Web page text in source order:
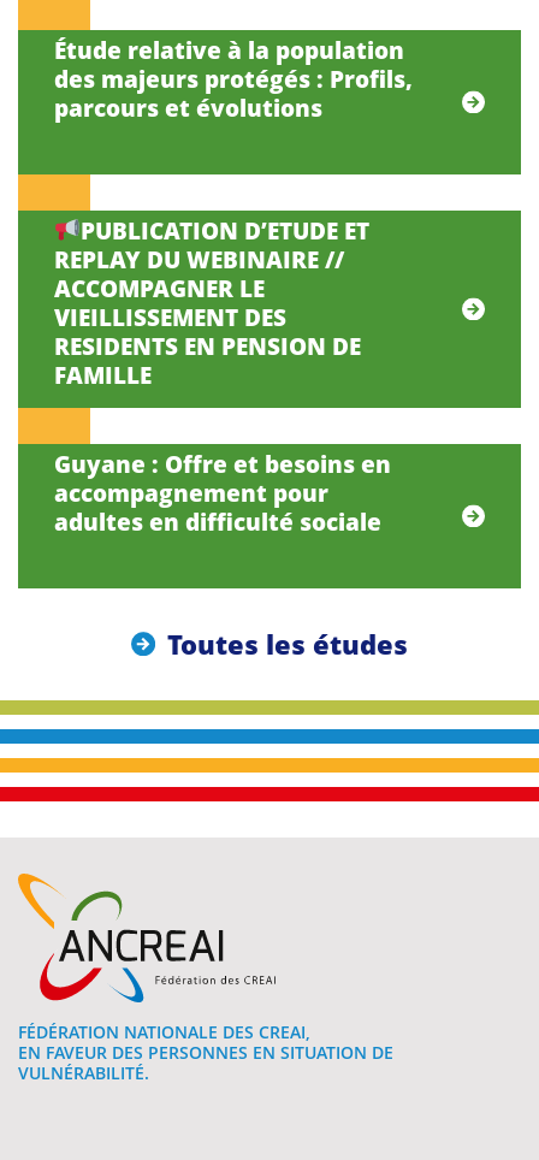
Étude relative à la population
des majeurs protégés : Profils,
parcours et évolutions
PUBLICATION D’ETUDE ET
REPLAY DU WEBINAIRE //
ACCOMPAGNER LE
VIEILLISSEMENT DES
RESIDENTS EN PENSION DE
FAMILLE
Guyane : Offre et besoins en
accompagnement pour
adultes en difficulté sociale
Toutes les études
FÉDÉRATION NATIONALE DES CREAI,
EN FAVEUR DES PERSONNES EN SITUATION DE
VULNÉRABILITÉ.